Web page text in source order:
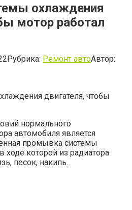
охлаждения
мотор работал
Рубрика: Ремонт автоАвтор:
нормального
автомобиля является
промывка системы
ходе которой из радиатора
песок, накипь.